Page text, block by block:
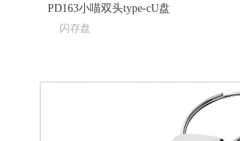
PD163小喵双头type-cU盘
闪存盘